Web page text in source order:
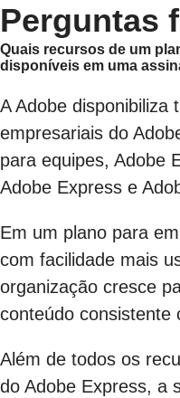
Perguntas
Quais recursos de um
disponíveis em uma
A Adobe disponibiliza
empresariais do
para equipes, Adobe
Adobe Express e
Em um plano para
com facilidade mais
organização cresce
conteúdo consistente
Além de todos os
do Adobe Express, a